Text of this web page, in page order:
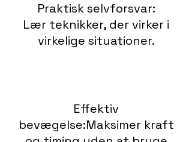
Praktisk selvforsvar:
Lær teknikker, der virker i
virkelige situationer.
Effektiv
bevægelse:Maksimer kraft